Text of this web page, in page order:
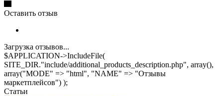
Оставить отзыв
Загрузка отзывов...
$APPLICATION->IncludeFile(
SITE_DIR."include/additional_products_description.php", array(),
array("MODE" => "html", "NAME" => "Отзывы
маркетплейсов") );
Статьи